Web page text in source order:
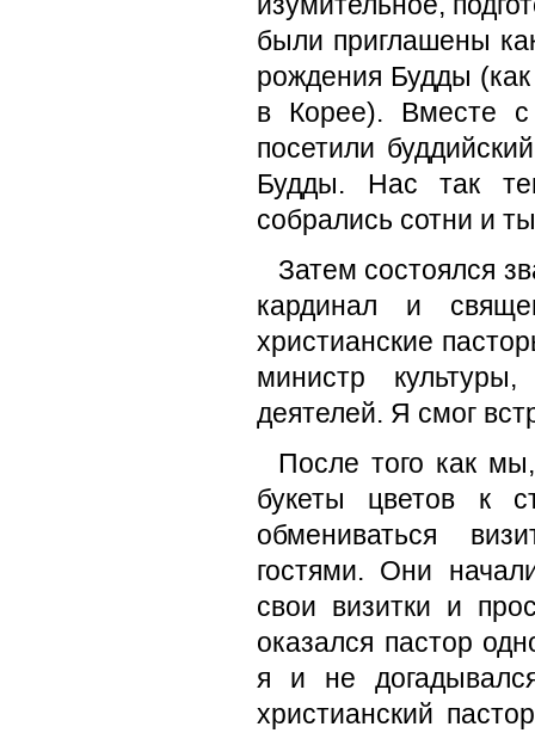
были приглашены
рождения Будды
в Корее). Вместе
посетили
Будды. Нас так
собрались сотни и
Затем состоялся
кардинал и
христианские
министр
деятелей. Я смог
После того как
букеты цветов к
обмениваться
гостями. Они
свои визитки и
оказался пастор
я и не
христианский